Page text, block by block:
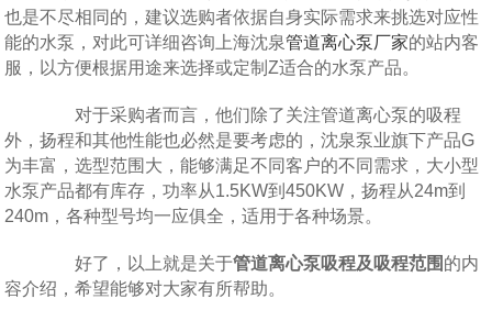
也是不尽相同的，建议选购者依据自身实际需求来挑选对应性
能的水泵，对此可详细咨询上海沈泉管道离心泵厂家的站内客
服，以方便根据用途来选择或定制Z适合的水泵产品。
对于采购者而言，他们除了关注管道离心泵的吸程
外，扬程和其他性能也必然是要考虑的，沈泉泵业旗下产品G
为丰富，选型范围大，能够满足不同客户的不同需求，大小型
水泵产品都有库存，功率从1.5KW到450KW，扬程从24m到
240m，各种型号均一应俱全，适用于各种场景。
好了，以上就是关于管道离心泵吸程及吸程范围 的内
容介绍，希望能够对大家有所帮助。